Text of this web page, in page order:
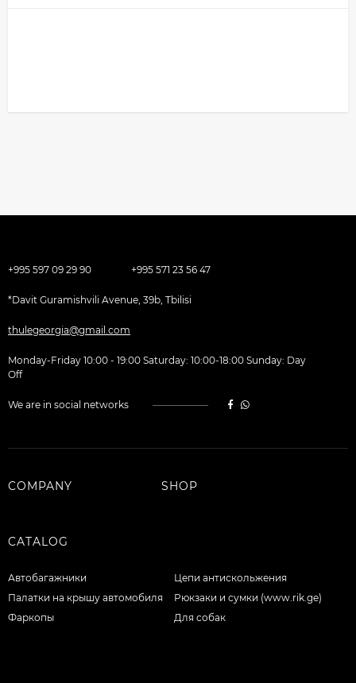
+995 597 09 29 90 +995 571 23 56 47
*Davit Guramishvili Avenue, 39b, Tbilisi
thulegeorgia@gmail.com
Monday-Friday 10:00 - 19:00 Saturday: 10:00-18:00 Sunday: Day
Off
We are in social networks
COMPANY SHOP
CATALOG
Автобагажники
Палатки на крышу автомобиля
Фаркопы
Цепи антискольжения
Рюкзаки и сумки (www.rik.ge)
Для собак